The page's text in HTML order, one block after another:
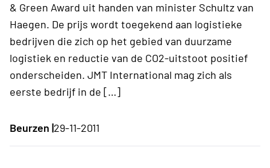
& Green Award uit handen van minister Schultz van
Haegen. De prijs wordt toegekend aan logistieke
bedrijven die zich op het gebied van duurzame
logistiek en reductie van de CO2-uitstoot positief
onderscheiden. JMT International mag zich als
eerste bedrijf in de […]
Beurzen |29-11-2011